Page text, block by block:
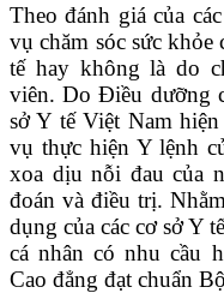
Theo đánh giá của
vụ chăm sóc sức khỏe
tế hay không là do
viên. Do Điều dưỡng
sở Y tế Việt Nam
vụ thực hiện Y lệnh
xoa dịu nỗi đau của
đoán và điều trị.
dụng của các cơ sở Y
cá nhân có nhu cầu
Cao đẳng đạt chuẩn